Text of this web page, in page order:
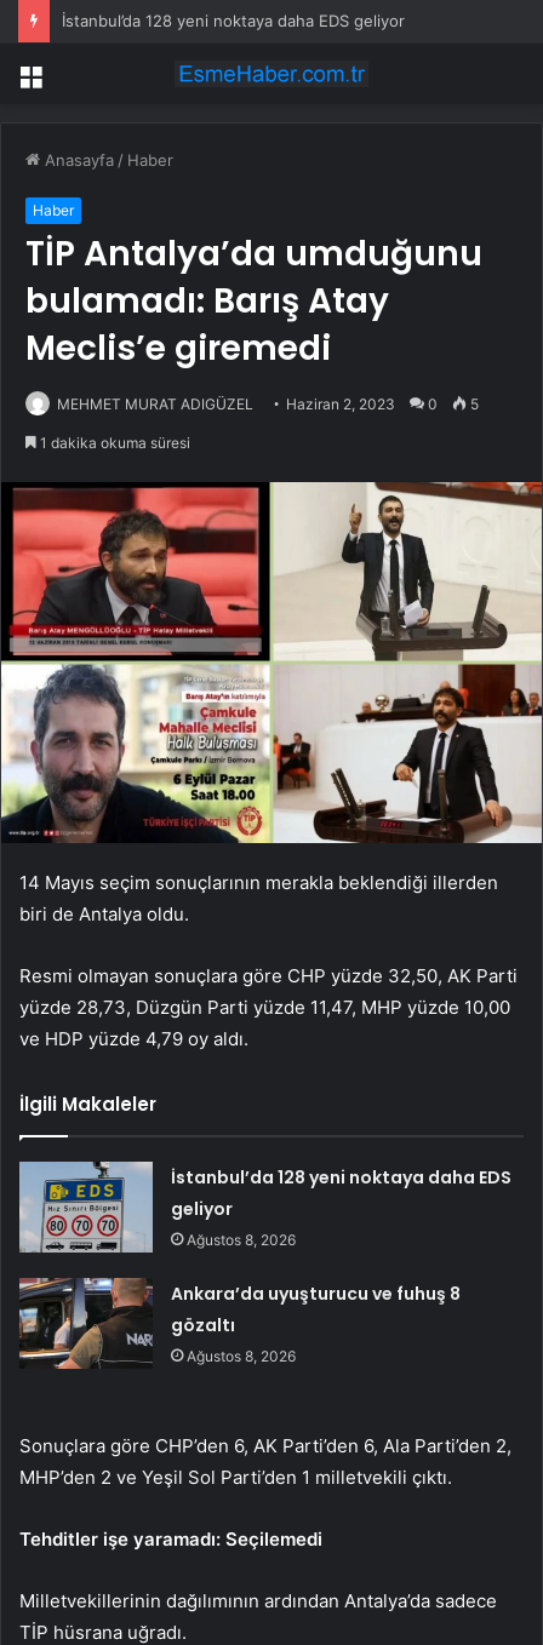
İstanbul’da 128 yeni noktaya daha EDS geliyor
Menü
Anasayfa / Haber
Haber
TİP Antalya’da umduğunu
bulamadı: Barış Atay
Meclis’e giremedi
MEHMET MURAT ADIGÜZEL Haziran 2, 2023 0 5
1 dakika okuma süresi
14 Mayıs seçim sonuçlarının merakla beklendiği illerden
biri de Antalya oldu.
Resmi olmayan sonuçlara göre CHP yüzde 32,50, AK Parti
yüzde 28,73, Düzgün Parti yüzde 11,47, MHP yüzde 10,00
ve HDP yüzde 4,79 oy aldı.
İlgili Makaleler
İstanbul’da 128 yeni noktaya daha EDS
geliyor
Ağustos 8, 2026
Ankara’da uyuşturucu ve fuhuş 8
gözaltı
Ağustos 8, 2026
Sonuçlara göre CHP’den 6, AK Parti’den 6, Ala Parti’den 2,
MHP’den 2 ve Yeşil Sol Parti’den 1 milletvekili çıktı.
Tehditler işe yaramadı: Seçilemedi
Milletvekillerinin dağılımının ardından Antalya’da sadece
TİP hüsrana uğradı.